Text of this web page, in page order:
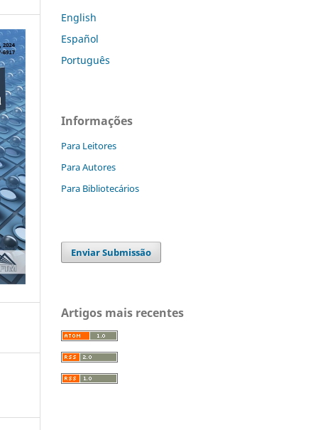
English
Español
Português
Informações
Para Leitores
Para Autores
Para Bibliotecários
Enviar Submissão
Artigos mais recentes